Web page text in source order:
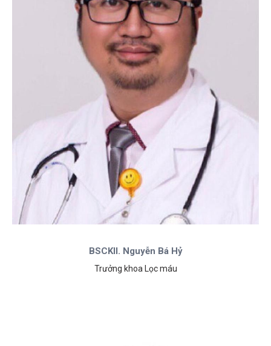
BSCKII. Nguyễn Bá Hỷ
Trưởng khoa Lọc máu